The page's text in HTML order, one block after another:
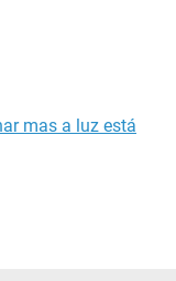
mas a luz está